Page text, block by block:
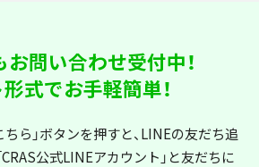
問い合わせ受付中！
式でお手軽簡単！
ら」ボタンを押すと、LINEの友だち追
公式LINEアカウント」と友だちに